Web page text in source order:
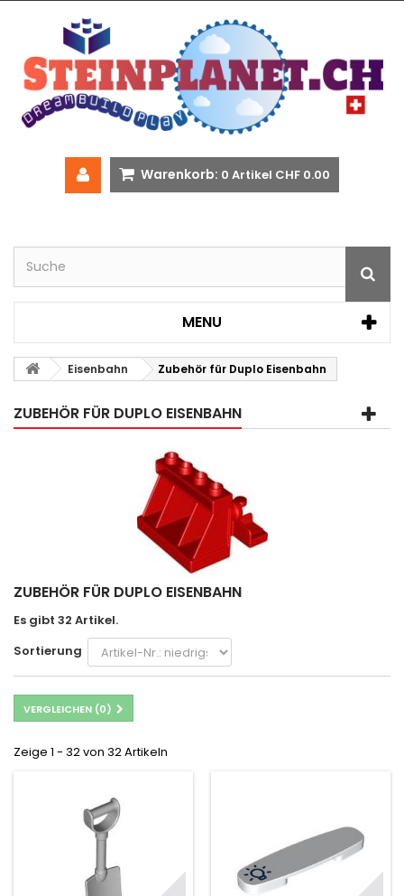
Warenkorb: 0 Artikel CHF 0.00
MENU
Eisenbahn Zubehör für Duplo Eisenbahn
ZUBEHÖR FÜR DUPLO EISENBAHN
ZUBEHÖR FÜR DUPLO EISENBAHN
Es gibt 32 Artikel.
Sortierung
VERGLEICHEN (0)
Zeige 1 - 32 von 32 Artikeln